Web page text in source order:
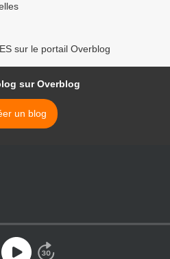
sur le portail Overblog
sur Overblog
un blog